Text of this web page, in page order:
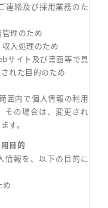
連絡及び採用業務のた
理のため
入処理のため
サイト及び書面等で具
れた目的のため
囲内で個人情報の利用
その場合は、変更され
す。
目的
情報を、以下の目的に